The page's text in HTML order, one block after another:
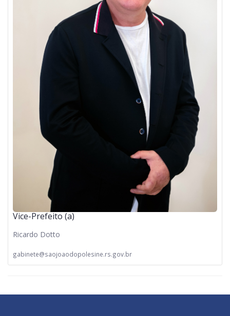
Vice-Prefeito (a)
Ricardo Dotto
gabinete@saojoaodopolesine.rs.gov.br